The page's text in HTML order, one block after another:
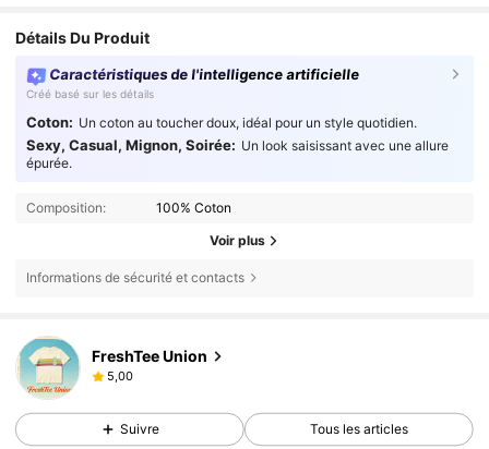
Détails Du Produit
Caractéristiques de l'intelligence artificielle
Créé basé sur les détails
Coton: Un coton au toucher doux, idéal pour un style quotidien.
Sexy, Casual, Mignon, Soirée: Un look saisissant avec une allure
épurée.
Composition: 100% Coton
Voir plus
Informations de sécurité et contacts
FreshTee Union
5,00
Suivre Tous les articles